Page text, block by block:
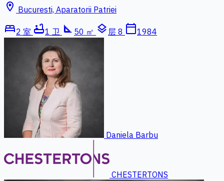
location_on Bucuresti, Aparatorii Patriei
bed2 室 bathtub1 卫 square_foot 50 ㎡ layers 层 8 calendar_today1984
Daniela Barbu
CHESTERTONS